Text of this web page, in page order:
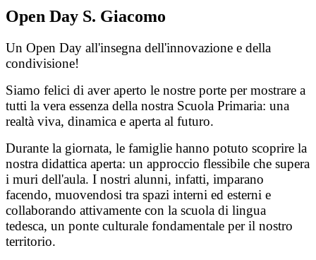
Open Day S. Giacomo
Un Open Day all'insegna dell'innovazione e della
condivisione!
Siamo felici di aver aperto le nostre porte per mostrare a
tutti la vera essenza della nostra Scuola Primaria: una
realtà viva, dinamica e aperta al futuro.
Durante la giornata, le famiglie hanno potuto scoprire la
nostra didattica aperta: un approccio flessibile che supera
i muri dell'aula. I nostri alunni, infatti, imparano
facendo, muovendosi tra spazi interni ed esterni e
collaborando attivamente con la scuola di lingua
tedesca, un ponte culturale fondamentale per il nostro
territorio.